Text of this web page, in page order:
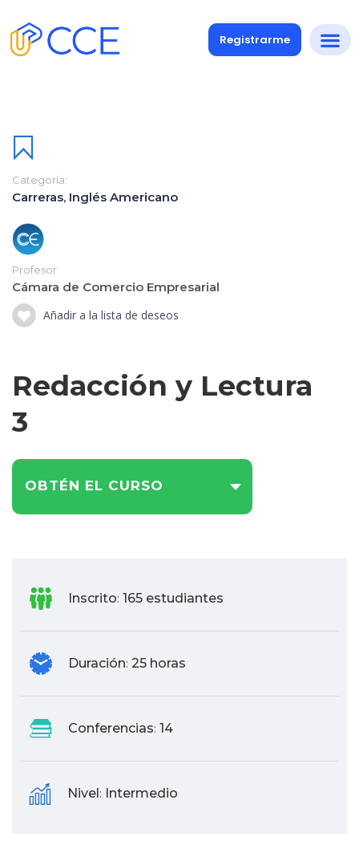
Registrarme
Categoría:
Carreras, Inglés Americano
Profesor
Cámara de Comercio Empresarial
Añadir a la lista de deseos
Redacción y Lectura
3
OBTÉN EL CURSO
Inscrito: 165 estudiantes
Duración: 25 horas
Conferencias: 14
Nivel: Intermedio